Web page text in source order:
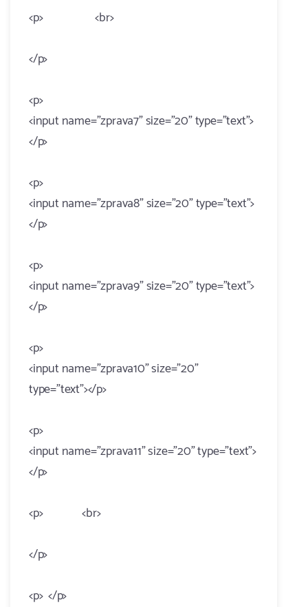
<p> <br>
</p>
<p>
<input name="zprava7" size="20" type="text">
</p>
<p>
<input name="zprava8" size="20" type="text">
</p>
<p>
<input name="zprava9" size="20" type="text">
</p>
<p>
<input name="zprava10" size="20"
type="text"></p>
<p>
<input name="zprava11" size="20" type="text">
</p>
<p> <br>
</p>
<p> </p>